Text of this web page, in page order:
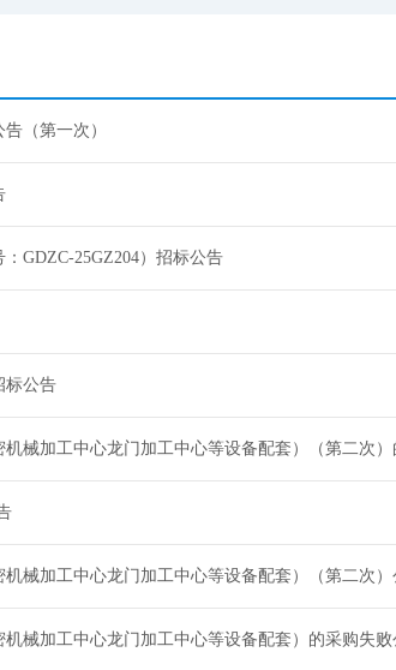
（第一次）
GDZC-25GZ204）招标公告
标公告
械加工中心龙门加工中心等设备配套）（第二次
械加工中心龙门加工中心等设备配套）（第二次
械加工中心龙门加工中心等设备配套）的采购失败